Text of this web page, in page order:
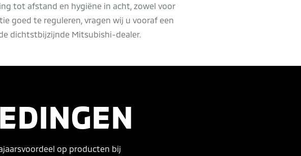
tot afstand en hygiëne in acht, zowel voor
goed te reguleren, vragen wij u vooraf een
dichtstbijzijnde Mitsubishi-dealer.
op producten bij